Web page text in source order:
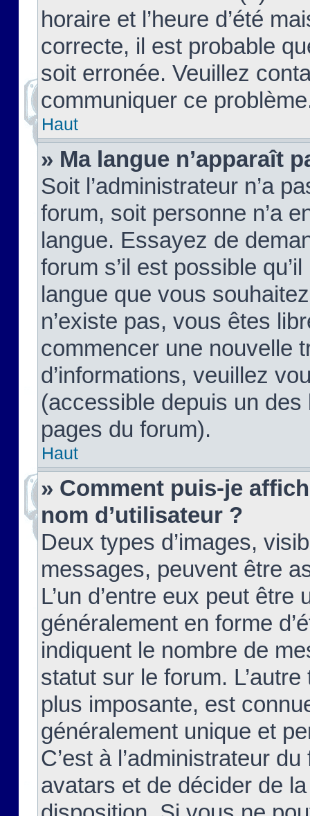
horaire et l’heure d’été
correcte, il est probable
soit erronée. Veuillez
communiquer ce
Haut
» Ma langue n’apparaît
Soit l’administrateur n’a
forum, soit personne n’a
langue. Essayez de
forum s’il est possible
langue que vous
n’existe pas, vous êtes
commencer une nouvelle
d’informations, veuillez
(accessible depuis un
pages du forum).
Haut
» Comment puis-je
nom d’utilisateur ?
Deux types d’images,
messages, peuvent être
L’un d’entre eux peut
généralement en forme
indiquent le nombre de
statut sur le forum.
plus imposante, est
généralement unique et
C’est à l’administrateur
avatars et de décider de